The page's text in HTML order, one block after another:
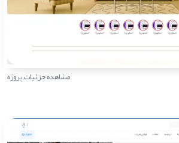
مشاهده جزئیات پروژه